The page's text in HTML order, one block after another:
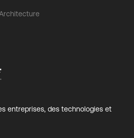
entreprises, des technologies et